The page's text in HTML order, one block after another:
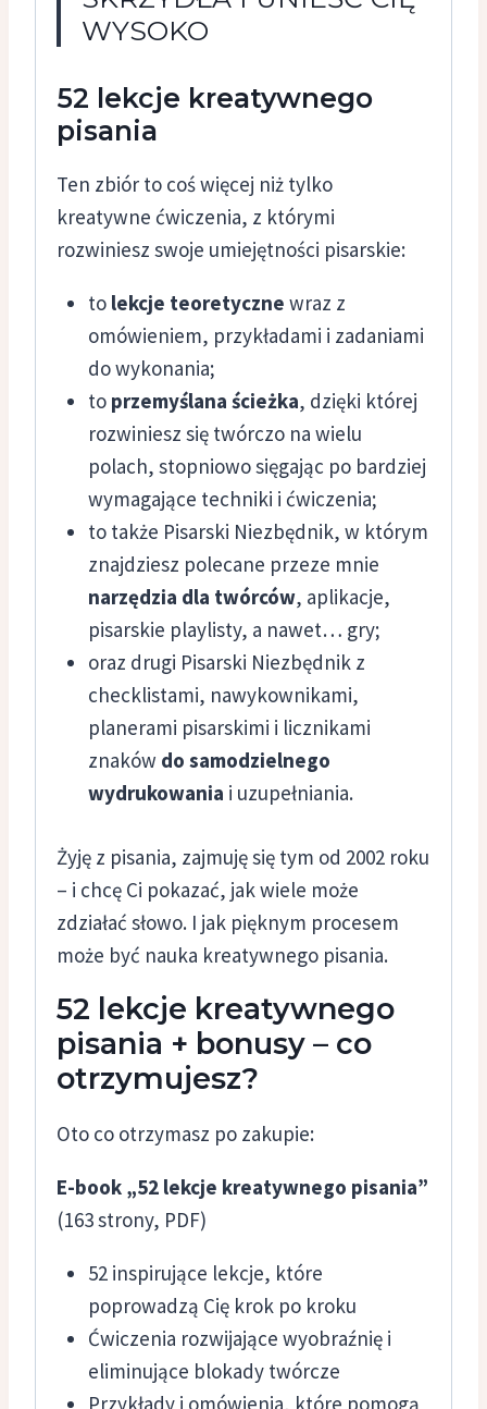
WYSOKO
52 lekcje kreatywnego
pisania
Ten zbiór to coś więcej niż tylko
kreatywne ćwiczenia, z którymi
rozwiniesz swoje umiejętności pisarskie:
to lekcje teoretyczne wraz z
omówieniem, przykładami i zadaniami
do wykonania;
to przemyślana ścieżka, dzięki której
rozwiniesz się twórczo na wielu
polach, stopniowo sięgając po bardziej
wymagające techniki i ćwiczenia;
to także Pisarski Niezbędnik, w którym
znajdziesz polecane przeze mnie
narzędzia dla twórców, aplikacje,
pisarskie playlisty, a nawet… gry;
oraz drugi Pisarski Niezbędnik z
checklistami, nawykownikami,
planerami pisarskimi i licznikami
znaków do samodzielnego
wydrukowania i uzupełniania.
Żyję z pisania, zajmuję się tym od 2002 roku
– i chcę Ci pokazać, jak wiele może
zdziałać słowo. I jak pięknym procesem
może być nauka kreatywnego pisania.
52 lekcje kreatywnego
pisania + bonusy – co
otrzymujesz?
Oto co otrzymasz po zakupie:
E-book „52 lekcje kreatywnego pisania”
(163 strony, PDF)
52 inspirujące lekcje, które
poprowadzą Cię krok po kroku
Ćwiczenia rozwijające wyobraźnię i
eliminujące blokady twórcze
Przykłady i omówienia, które pomogą